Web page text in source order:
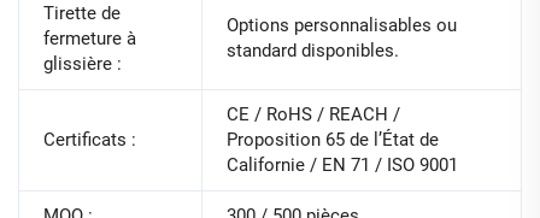
Tirette de
fermeture à
glissière :
Options personnalisables ou
standard disponibles.
Certificats :
CE / RoHS / REACH /
Proposition 65 de l’État de
Californie / EN 71 / ISO 9001